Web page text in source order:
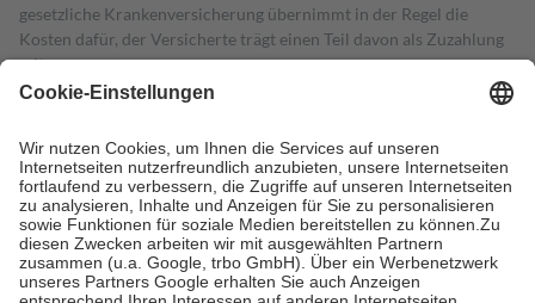
gesetzliche Krankenversicherung übernimmt in der Regel die
Kosten dafür, der Versicherte trägt einen Teil davon als Zuzahlung
mit.
Grundsätzlich leisten Mitglieder Zuzahlungen in Höhe von zehn
höchstens zehn Euro.
Es sind jedoch nie mehr als die tatsächlichen
Kosten der Leistung zu entrichten.
Diese Regeln gelten grundsätzlich auch für Online-Apotheken.
Bei Heilmitteln und häuslicher Krankenpflege beträgt die
Zuzahlung zehn Prozent der Kosten sowie zehn Euro je
Verordnung.
Um das Engagement der Versicherten für ihre eigene Gesundheit zu